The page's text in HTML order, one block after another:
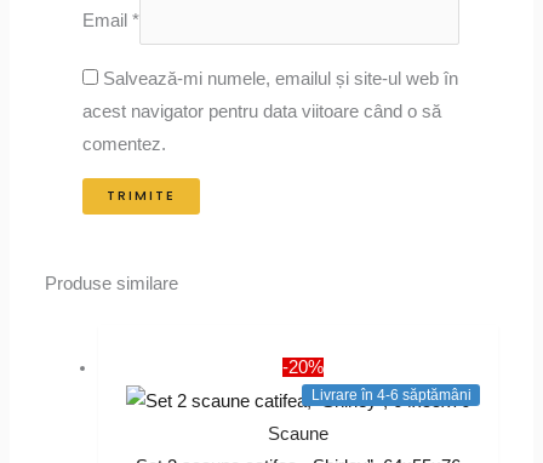
Email*
Salvează-mi numele, emailul și site-ul web în
acest navigator pentru data viitoare când o să
comentez.
Produse similare
-20%
Livrare în 4-6 săptămâni
Scaune